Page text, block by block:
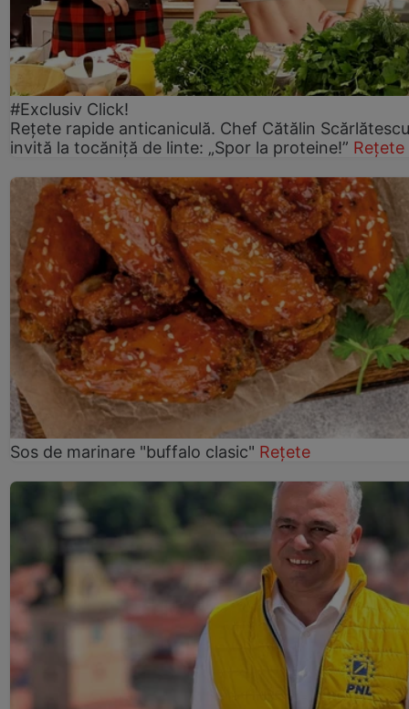
#Exclusiv Click!
Rețete rapide anticaniculă. Chef Cătălin
invită la tocăniță de linte: „Spor la proteine!” Rețete
Sos de marinare "buffalo clasic" Rețete